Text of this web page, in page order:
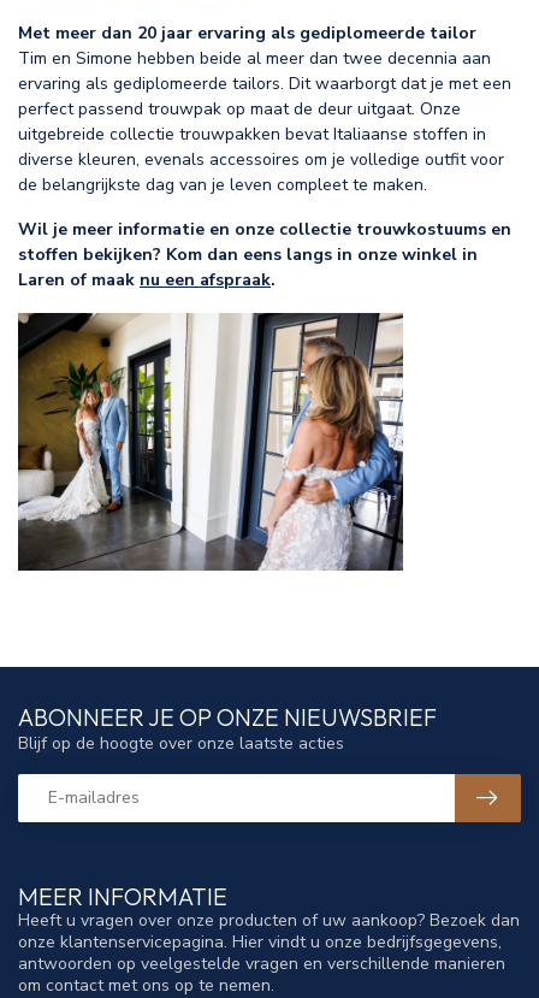
Met meer dan 20 jaar ervaring als gediplomeerde tailor
Tim en Simone hebben beide al meer dan twee decennia aan
ervaring als gediplomeerde tailors. Dit waarborgt dat je met een
perfect passend trouwpak op maat de deur uitgaat. Onze
uitgebreide collectie trouwpakken bevat Italiaanse stoffen in
diverse kleuren, evenals accessoires om je volledige outfit voor
de belangrijkste dag van je leven compleet te maken.
Wil je meer informatie en onze collectie trouwkostuums en
stoffen bekijken? Kom dan eens langs in onze winkel in
Laren of maak nu een afspraak.
MEER INFORMATIE
Heeft u vragen over onze producten of uw aankoop? Bezoek dan
onze klantenservicepagina. Hier vindt u onze bedrijfsgegevens,
antwoorden op veelgestelde vragen en verschillende manieren
om contact met ons op te nemen.
ABONNEER JE OP ONZE NIEUWSBRIEF
Blijf op de hoogte over onze laatste acties